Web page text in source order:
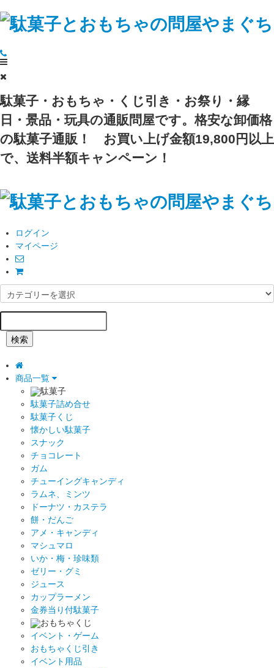
駄菓子・おもちゃ・くじ引き・お祭り・縁
日・景品・玩具の通販問屋です。格安な卸価格
の駄菓子通販！
お買い上げ金額19,800円以上
で、送料半額キャンペーン！
ログイン
マイページ
検索
商品一覧
駄菓子
駄菓子詰め合せ
駄菓子くじ
懐かしい駄菓子
スナック
チョコレート
ガム
チューイングキャンディ
ラムネ、ミンツ
ドーナツ・カステラ
餅・だんご
アメ・キャンディ
マシュマロ
いか・梅・珍味類
ゼリー・グミ
ジュース
カップラーメン
金券当り付駄菓子
おもちゃくじ
イベント・ゲーム
おもちゃくじ引き
イベント用品